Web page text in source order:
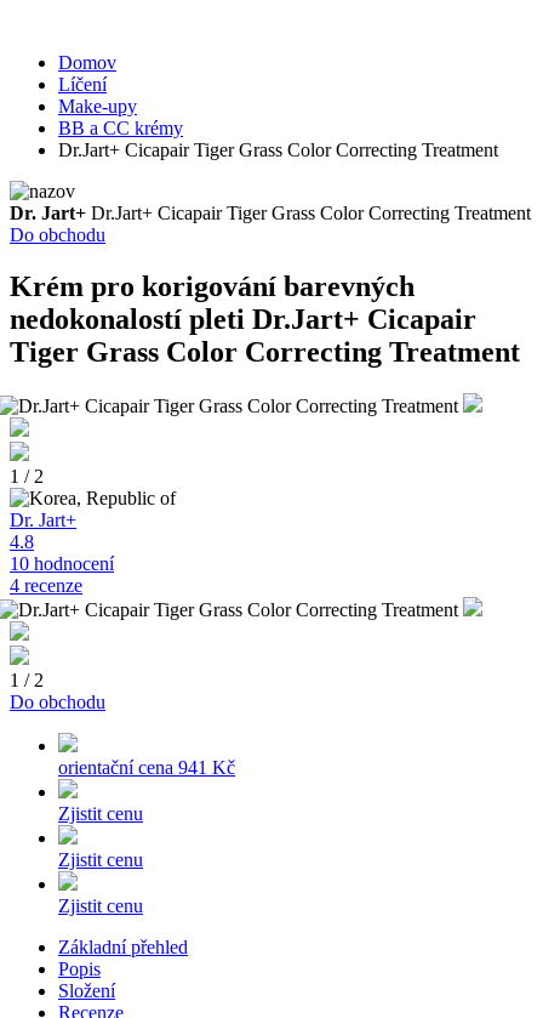
Domov
Líčení
Make-upy
BB a CC krémy
Dr.Jart+ Cicapair Tiger Grass Color Correcting Treatment
Dr. Jart+ Dr.Jart+ Cicapair Tiger Grass Color Correcting Treatment
Do obchodu
Krém pro korigování barevných
nedokonalostí pleti Dr.Jart+ Cicapair
Tiger Grass Color Correcting Treatment
1 / 2
Dr. Jart+
4.8
10 hodnocení
4 recenze
1 / 2
Do obchodu
orientační cena 941 Kč
Zjistit cenu
Zjistit cenu
Zjistit cenu
Základní přehled
Popis
Složení
Recenze